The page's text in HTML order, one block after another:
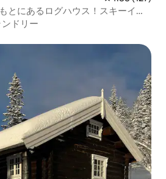
とにあるログハウス！スキーイン/
ンドリー